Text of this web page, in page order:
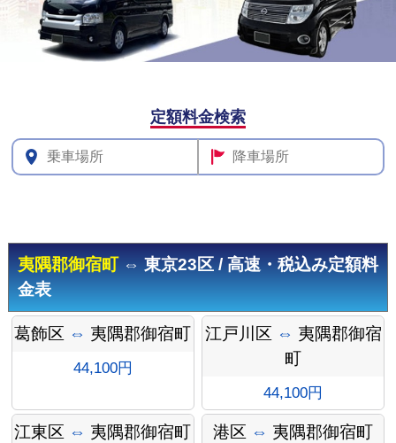
その他
料金
定額料金検索
夷隅郡御宿町⇔ 東京23区 / 高速・税込み定額料
金表
葛飾区 ⇔ 夷隅郡御宿町
44,100円
江戸川区 ⇔ 夷隅郡御宿
町
44,100円
江東区 ⇔ 夷隅郡御宿町 港区 ⇔ 夷隅郡御宿町